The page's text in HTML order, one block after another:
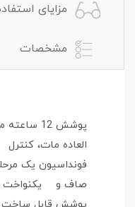
مزایای
مشخصات
پوشش 12
العاده مات،
فونداسیون یک
صاف و یکنواخت